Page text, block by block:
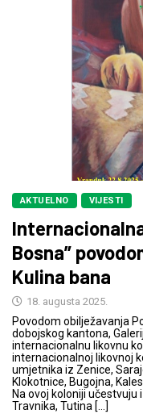
AKTUELNO VIJESTI
Bosna”
Kulina bana
18. augusta 2025.
Povodom obilježavanja
dobojskog kantona,
internacionalnu likovnu
internacionalnoj likovnoj
umjetnika iz Zenice,
Klokotnice, Bugojna,
Na ovoj koloniji
Travnika, Tutina […]